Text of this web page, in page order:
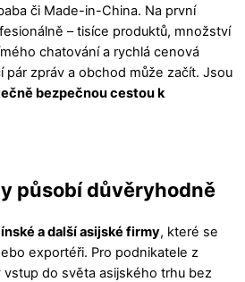
či Made-in-China. Na první
– tisíce produktů, množství
chatování a rychlá cenová
pár zpráv a obchod může začít. Jsou
bezpečnou cestou k
působí důvěryhodně
a další asijské firmy, které se
exportéři. Pro podnikatele z
do světa asijského trhu bez